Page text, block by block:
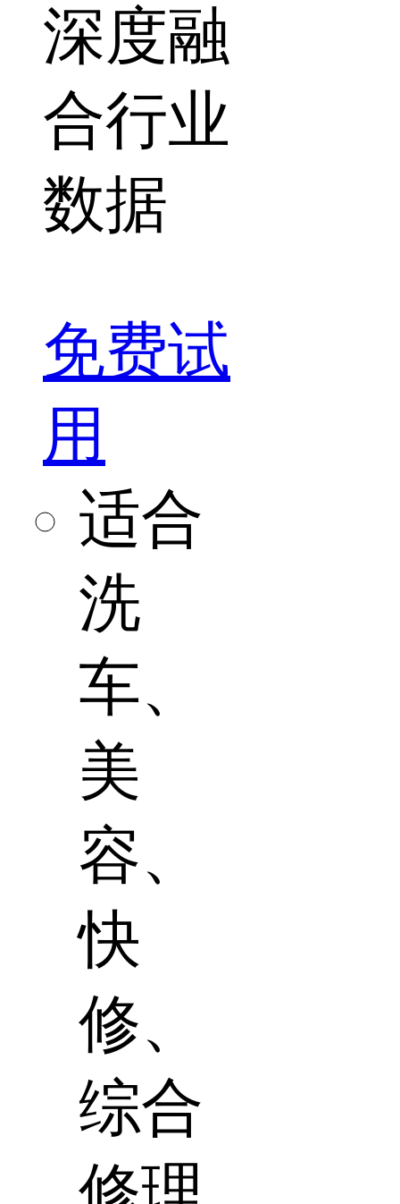
深度融
合行业
数据
免费试
用
适合
洗
车、
美
容、
快
修、
综合